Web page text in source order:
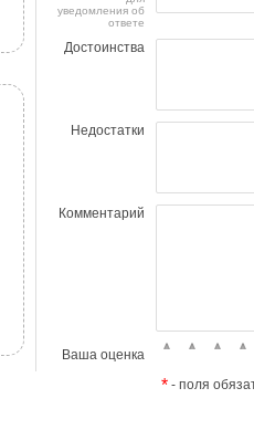
уведомления об
ответе
Достоинства
Недостатки
Комментарий
Ваша оценка
* - поля